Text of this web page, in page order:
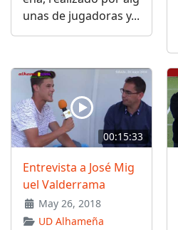
unas de jugadoras y...
00:15:33
Entrevista a José Mig
uel Valderrama
May 26, 2018
UD Alhameña